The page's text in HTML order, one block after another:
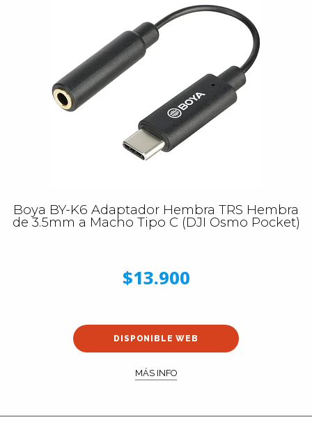
Boya BY-K6 Adaptador Hembra TRS Hembra
de 3.5mm a Macho Tipo C (DJI Osmo Pocket)
$13.900
DISPONIBLE WEB
MÁS INFO